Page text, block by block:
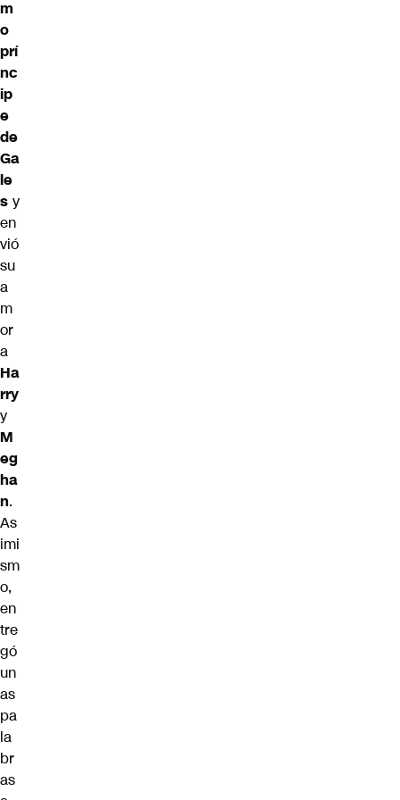
m
o
prí
nc
ip
e
de
Ga
le
s y
en
vió
su
a
m
or
a
Ha
rry
y
M
eg
ha
n.
As
imi
sm
o,
en
tre
gó
un
as
pa
la
br
as